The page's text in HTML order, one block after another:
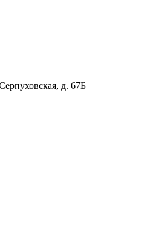
д. 67Б